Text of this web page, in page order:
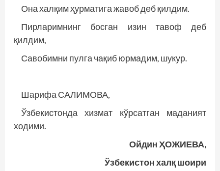
Она халқим ҳурматига жавоб деб қилдим.
Пирларимнинг босган изин тавоф деб
қилдим,
Савобимни пулга чақиб юрмадим, шукур.
Шарифа САЛИМОВА,
Ўзбекистонда хизмат кўрсатган маданият
ходими.
Ойдин ҲОЖИЕВА,
Ўзбекистон халқ шоири